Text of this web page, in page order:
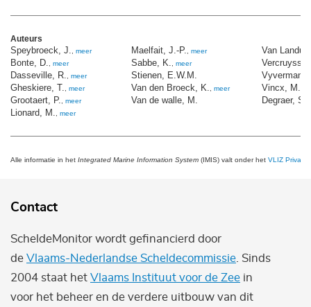
Auteurs
Speybroeck, J. meer
Bonte, D. meer
Dasseville, R. meer
Gheskiere, T. meer
Grootaert, P. meer
Lionard, M. meer
Maelfait, J.-P. meer
Sabbe, K. meer
Stienen, E.W.M.
Van den Broeck, K.
meer
Van de walle, M.
Van
Vyverman,
Vincx, M.
Degraer, S.
Alle informatie in het Integrated Marine Information System (IMIS) valt onder het VLIZ Privacy
Contact
ScheldeMonitor wordt gefinancierd door
de Vlaams-Nederlandse Scheldecommissie . Sinds
2004 staat het Vlaams Instituut voor de Zee in
voor het beheer en de verdere uitbouw van dit